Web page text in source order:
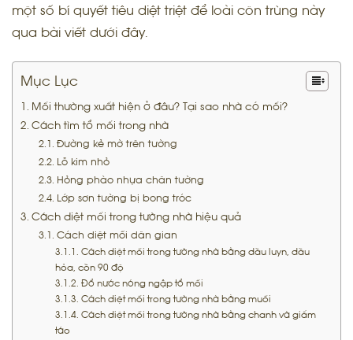
một số bí quyết tiêu diệt triệt để loài côn trùng này
qua bài viết dưới đây.
Mục Lục
Mối thường xuất hiện ở đâu? Tại sao nhà có mối?
Cách tìm tổ mối trong nhà
Đường kẻ mờ trên tường
Lỗ kim nhỏ
Hỏng phào nhựa chân tường
Lớp sơn tường bị bong tróc
Cách diệt mối trong tường nhà hiệu quả
Cách diệt mối dân gian
Cách diệt mối trong tường nhà bằng dầu luyn, dầu
hỏa, cồn 90 độ
Đổ nước nóng ngập tổ mối
Cách diệt mối trong tường nhà bằng muối
Cách diệt mối trong tường nhà bằng chanh và giấm
táo